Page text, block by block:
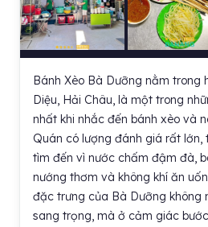
Bánh Xèo Bà Dưỡng nằm trong
Diệu, Hải Châu, là một trong
nhất khi nhắc đến bánh xèo và
Quán có lượng đánh giá rất lớn,
tìm đến vì nước chấm đậm đà,
nướng thơm và không khí ăn
đặc trưng của Bà Dưỡng không
sang trọng, mà ở cảm giác